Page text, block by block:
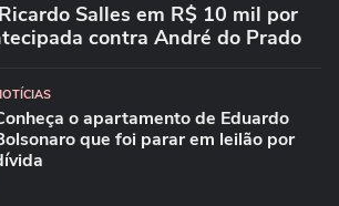
Salles em R$ 10 mil por
contra André do Prado
o apartamento de Eduardo
que foi parar em leilão por